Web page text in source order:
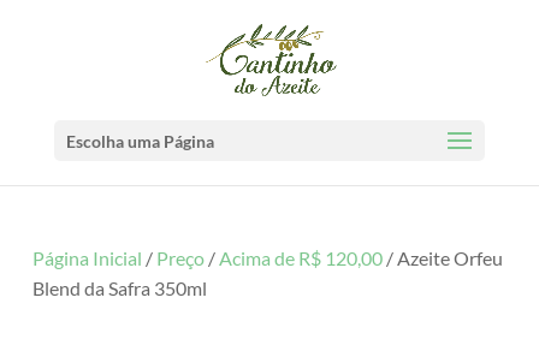
Escolha uma Página
Página Inicial / Preço/Acima de R$ 120,00/ Azeite Orfeu
Blend da Safra 350ml